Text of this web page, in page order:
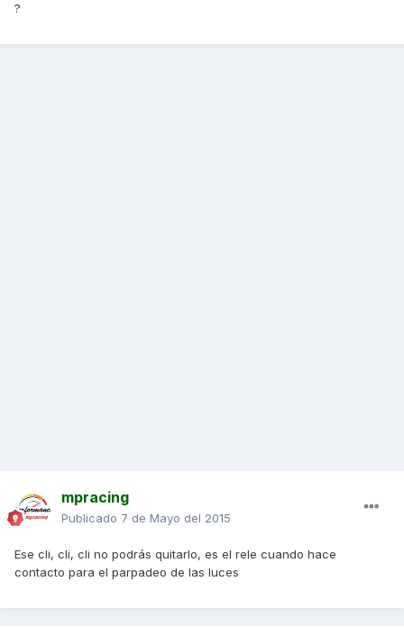
?
mpracing
Publicado 7 de Mayo del 2015
Ese cli, cli, cli no podrás quitarlo, es el rele cuando hace
contacto para el parpadeo de las luces